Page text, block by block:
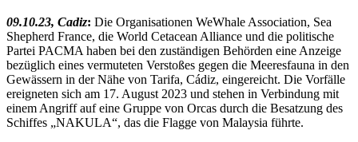
09.10.23, Cadiz: Die Organisationen WeWhale Association, Sea
Shepherd France, die World Cetacean Alliance und die politische
Partei PACMA haben bei den zuständigen Behörden eine Anzeige
bezüglich eines vermuteten Verstoßes gegen die Meeresfauna in den
Gewässern in der Nähe von Tarifa, Cádiz, eingereicht. Die Vorfälle
ereigneten sich am 17. August 2023 und stehen in Verbindung mit
einem Angriff auf eine Gruppe von Orcas durch die Besatzung des
Schiffes „NAKULA“, das die Flagge von Malaysia führte.